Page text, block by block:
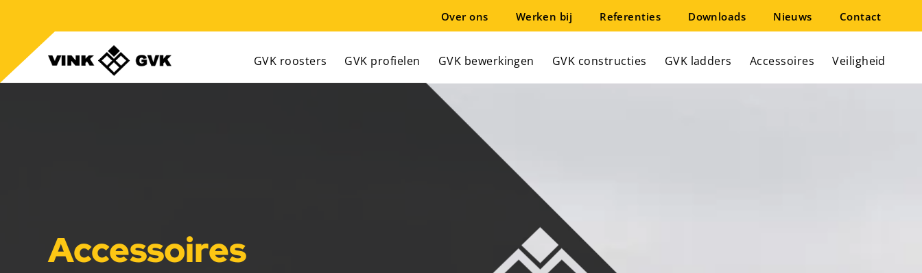
Over ons Werken bij Referenties Downloads Nieuws Contact
GVK roosters GVK profielen GVK bewerkingen GVK constructies GVK ladders Accessoires Veiligheid
Accessoires